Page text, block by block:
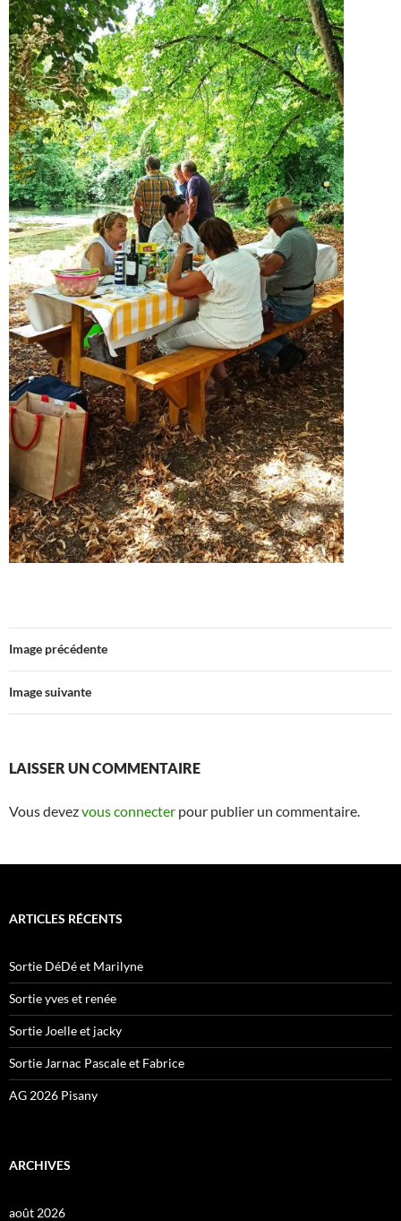
Image précédente
Image suivante
LAISSER UN COMMENTAIRE
Vous devezvous connecter pour publier un commentaire.
ARTICLES RÉCENTS
Sortie DéDé et Marilyne
Sortie yves et renée
Sortie Joelle et jacky
Sortie Jarnac Pascale et Fabrice
AG 2026 Pisany
ARCHIVES
août 2026